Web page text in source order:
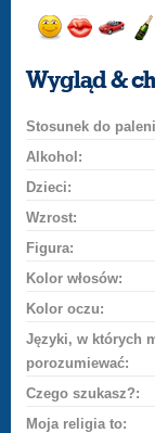
uśmiech
buziaka
Wygląd &
Stosunek do
Alkohol:
Dzieci:
Wzrost:
Figura:
Kolor włosów:
Kolor oczu:
Języki, w których
porozumiewać:
Czego szukasz?:
Moja religia to: